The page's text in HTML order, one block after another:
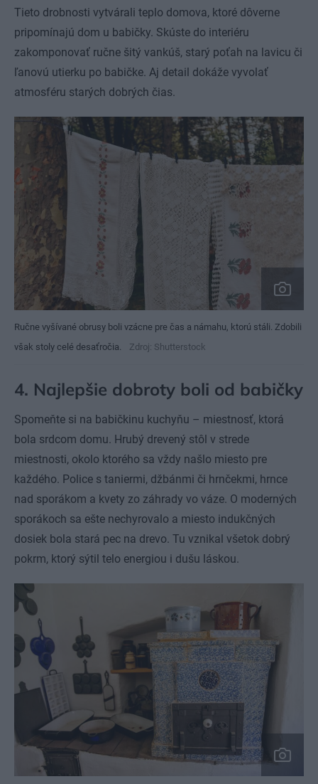
Tieto drobnosti vytvárali teplo domova, ktoré dôverne
pripomínajú dom u babičky. Skúste do interiéru
zakomponovať ručne šitý vankúš, starý poťah na lavicu či
ľanovú utierku po babičke. Aj detail dokáže vyvolať
atmosféru starých dobrých čias.
Ručne vyšívané obrusy boli vzácne pre čas a námahu, ktorú stáli. Zdobili
však stoly celé desaťročia.
Zdroj: Shutterstock
4. Najlepšie dobroty boli od babičky
Spomeňte si na babičkinu kuchyňu – miestnosť, ktorá
bola srdcom domu. Hrubý drevený stôl v strede
miestnosti, okolo ktorého sa vždy našlo miesto pre
každého. Police s taniermi, džbánmi či hrnčekmi, hrnce
nad sporákom a kvety zo záhrady vo váze. O moderných
sporákoch sa ešte nechyrovalo a miesto indukčných
dosiek bola stará pec na drevo. Tu vznikal všetok dobrý
pokrm, ktorý sýtil telo energiou i dušu láskou.